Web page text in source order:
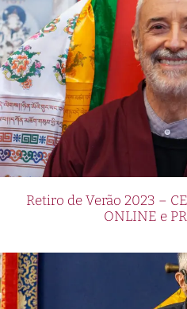
Retiro de Verão 2023 –
ONLINE e